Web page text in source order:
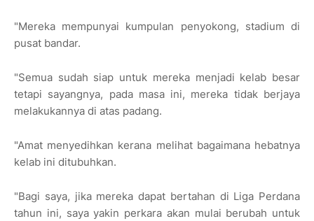
"Mereka mempunyai kumpulan penyokong, stadium di
pusat bandar.
"Semua sudah siap untuk mereka menjadi kelab besar
tetapi sayangnya, pada masa ini, mereka tidak berjaya
melakukannya di atas padang.
"Amat menyedihkan kerana melihat bagaimana hebatnya
kelab ini ditubuhkan.
"Bagi saya, jika mereka dapat bertahan di Liga Perdana
tahun ini, saya yakin perkara akan mulai berubah untuk